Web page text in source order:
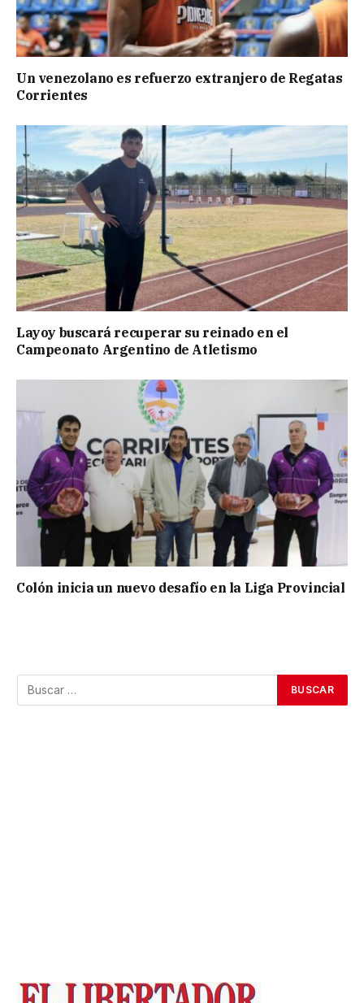
Un venezolano es refuerzo extranjero de Regatas
Corrientes
Layoy buscará recuperar su reinado en el
Campeonato Argentino de Atletismo
Colón inicia un nuevo desafío en la Liga Provincial